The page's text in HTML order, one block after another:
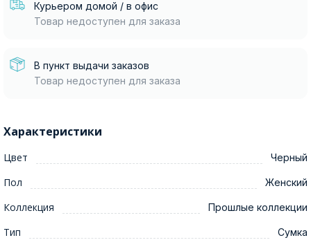
Курьером домой / в офис
Товар недоступен для заказа
В пункт выдачи заказов
Товар недоступен для заказа
Характеристики
Цвет Черный
Пол Женский
Коллекция Прошлые коллекции
Тип Сумка